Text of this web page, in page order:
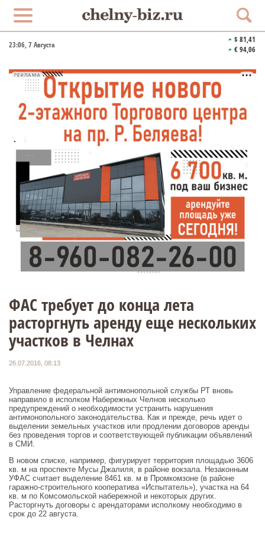
23:06, 7 Августа
$ 81,41
€ 94,06
РЕКЛАМА
ФАС требует до конца лета
расторгнуть аренду еще нескольких
участков в Челнах
26.07.2016, 08:13
Управление федеральной антимонопольной службы РТ вновь
направило в исполком Набережных Челнов несколько
предупреждений о необходимости устранить нарушения
антимонопольного законодательства. Как и прежде, речь идет о
выделении земельных участков или продлении договоров аренды
без проведения торгов и соответствующей публикации объявлений
в СМИ.
В новом списке, например, фигурирует территория площадью 3606
кв. м на проспекте Мусы Джалиля, в районе вокзала. Незаконным
УФАС считает выделение 8461 кв. м в Промкомзоне (в районе
гаражно-строительного кооператива «Испытатель»), участка на 64
кв. м по Комсомольской набережной и некоторых других.
Расторгнуть договоры с арендаторами исполкому необходимо в
срок до 22 августа.